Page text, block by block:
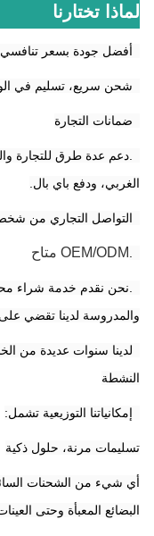
لماذا تختارنا
4.دعم عدة طرق للتجارة
الغربي، ودفع باي بال.
OEM/ODM متاح
7.نحن نقدم خدمة شراء
والمدروسة لدينا تقضي
8لدينا سنوات عديدة من
النشطة
تسليمات مرنة، حلول ذكية
أي شيء من الشحنات
البضائع المعبأة وحتى العينات.